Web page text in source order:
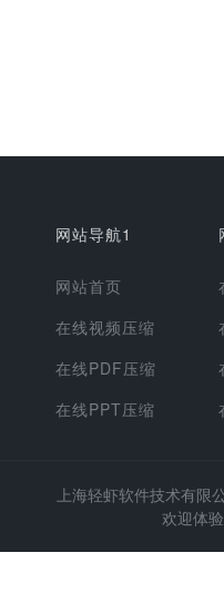
网站导航1
网站首页
在线视频压缩
在线PDF压缩
在线PPT压缩
上海轻虾软件技术有限
欢迎体